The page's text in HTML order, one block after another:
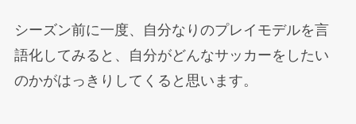
シーズン前に一度、自分なりのプレイモデルを言
語化してみると、自分がどんなサッカーをしたい
のかがはっきりしてくると思います。